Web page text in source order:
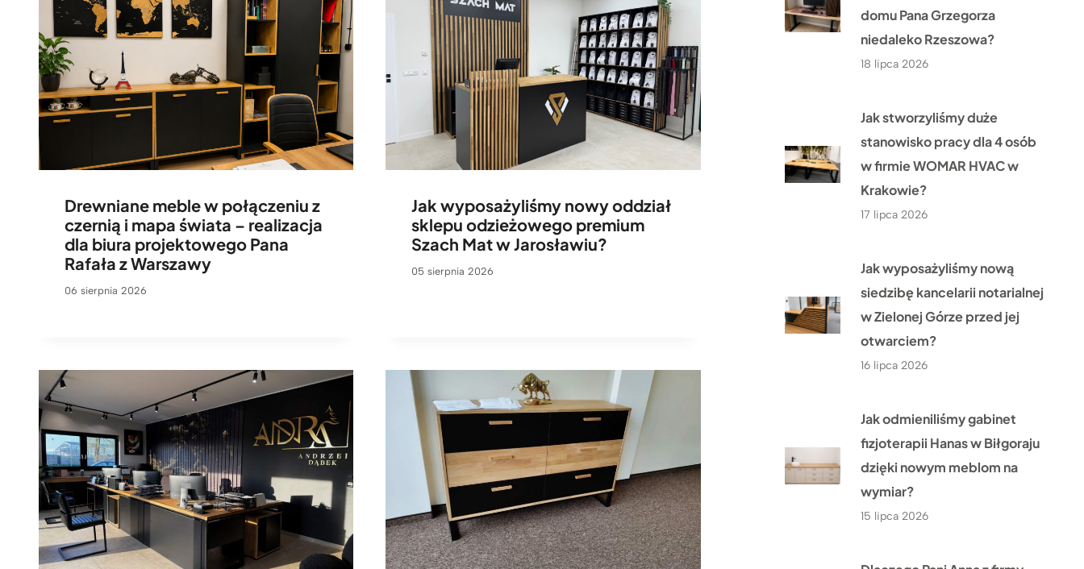
Drewniane meble w połączeniu z
czernią i mapa świata – realizacja
dla biura projektowego Pana
Rafała z Warszawy
06 sierpnia 2026
Jak wyposażyliśmy nowy oddział
sklepu odzieżowego premium
Szach Mat w Jarosławiu?
05 sierpnia 2026
domu Pana Grzegorza
niedaleko Rzeszowa?
18 lipca 2026
Jak stworzyliśmy duże
stanowisko pracy dla 4 osób
w firmie WOMAR HVAC w
Krakowie?
17 lipca 2026
Jak wyposażyliśmy nową
siedzibę kancelarii notarialnej
w Zielonej Górze przed jej
otwarciem?
16 lipca 2026
Jak odmieniliśmy gabinet
fizjoterapii Hanas w Biłgoraju
dzięki nowym meblom na
wymiar?
15 lipca 2026